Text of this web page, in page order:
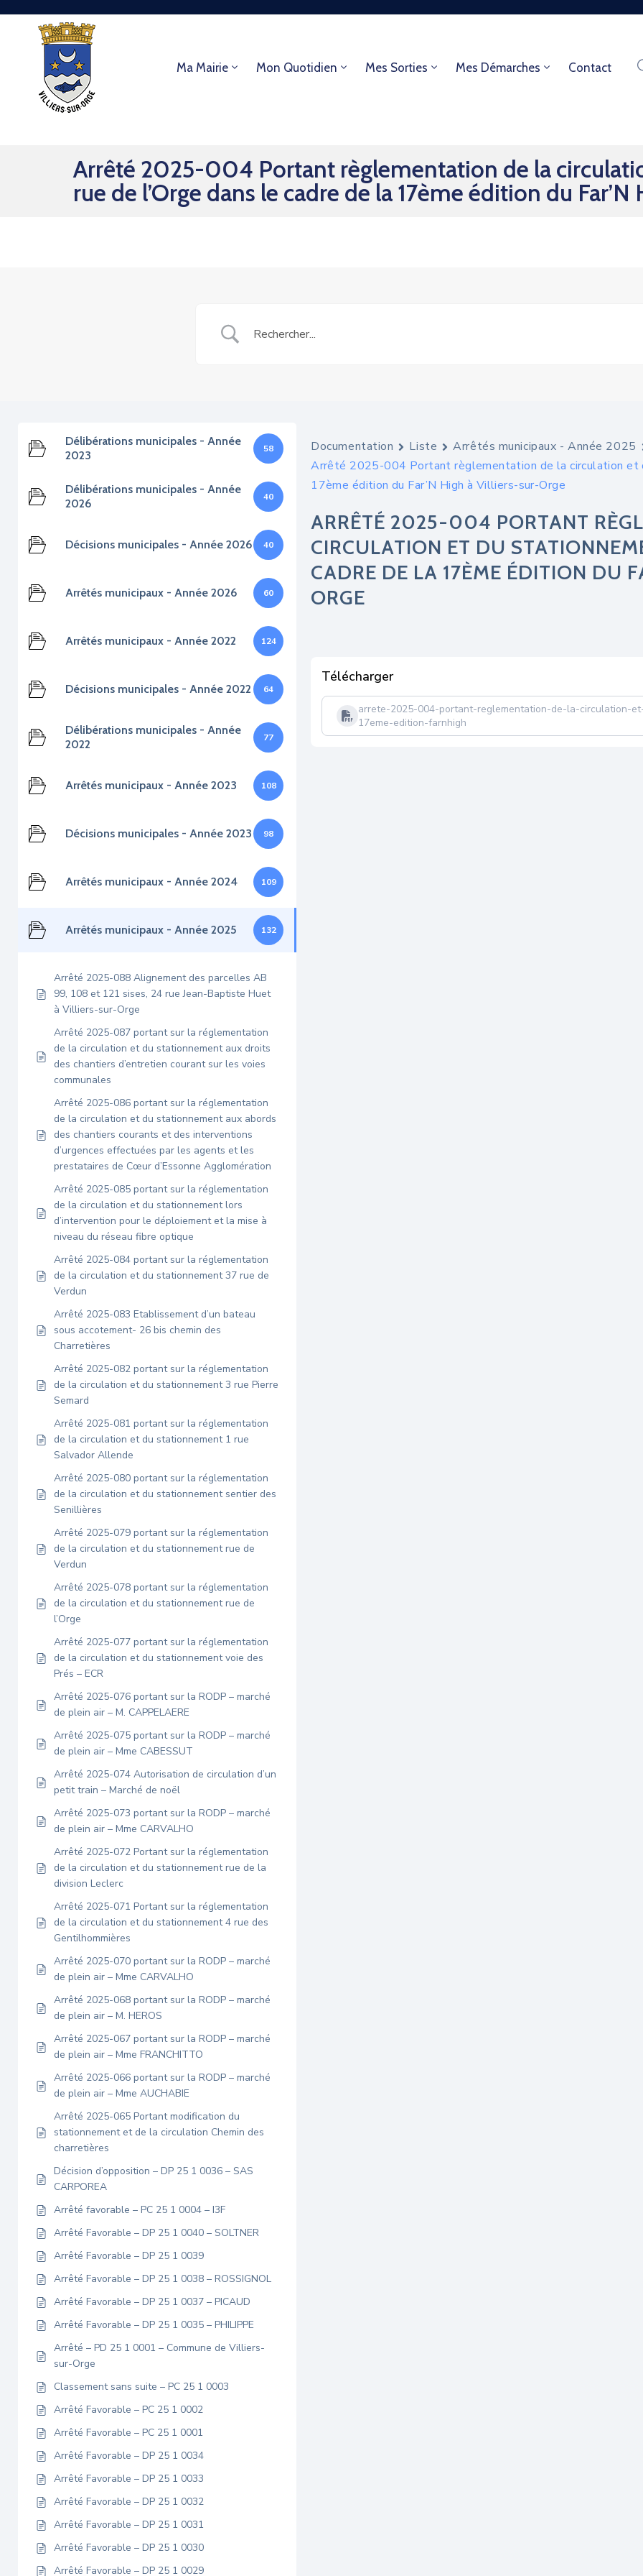
Ma Mairie Mon Quotidien Mes Sorties Mes Démarches Contact
Arrêté 2025-004 Portant règlementation de la
rue de l’Orge dans le cadre de la 17ème édition du
Délibérations municipales - Année
2023
58
Délibérations municipales - Année
2026
40
Décisions municipales - Année 2026 40
Arrêtés municipaux - Année 2026 60
Arrêtés municipaux - Année 2022 124
Décisions municipales - Année 2022 64
Délibérations municipales - Année
2022
77
Arrêtés municipaux - Année 2023 108
Décisions municipales - Année 2023 98
Arrêtés municipaux - Année 2024 109
Arrêtés municipaux - Année 2025 132
Arrêté 2025-088 Alignement des parcelles AB
99, 108 et 121 sises, 24 rue Jean-Baptiste Huet
à Villiers-sur-Orge
Arrêté 2025-087 portant sur la réglementation
de la circulation et du stationnement aux droits
des chantiers d’entretien courant sur les voies
communales
Arrêté 2025-086 portant sur la réglementation
de la circulation et du stationnement aux abords
des chantiers courants et des interventions
d’urgences effectuées par les agents et les
prestataires de Cœur d’Essonne Agglomération
Arrêté 2025-085 portant sur la réglementation
de la circulation et du stationnement lors
d’intervention pour le déploiement et la mise à
niveau du réseau fibre optique
Arrêté 2025-084 portant sur la réglementation
de la circulation et du stationnement 37 rue de
Verdun
Arrêté 2025-083 Etablissement d’un bateau
sous accotement- 26 bis chemin des
Charretières
Arrêté 2025-082 portant sur la réglementation
de la circulation et du stationnement 3 rue Pierre
Semard
Arrêté 2025-081 portant sur la réglementation
de la circulation et du stationnement 1 rue
Salvador Allende
Arrêté 2025-080 portant sur la réglementation
de la circulation et du stationnement sentier des
Senillières
Arrêté 2025-079 portant sur la réglementation
de la circulation et du stationnement rue de
Verdun
Arrêté 2025-078 portant sur la réglementation
de la circulation et du stationnement rue de
l’Orge
Arrêté 2025-077 portant sur la réglementation
de la circulation et du stationnement voie des
Prés – ECR
Arrêté 2025-076 portant sur la RODP – marché
de plein air – M. CAPPELAERE
Arrêté 2025-075 portant sur la RODP – marché
de plein air – Mme CABESSUT
Arrêté 2025-074 Autorisation de circulation d’un
petit train – Marché de noël
Arrêté 2025-073 portant sur la RODP – marché
de plein air – Mme CARVALHO
Arrêté 2025-072 Portant sur la réglementation
de la circulation et du stationnement rue de la
division Leclerc
Arrêté 2025-071 Portant sur la réglementation
de la circulation et du stationnement 4 rue des
Gentilhommières
Arrêté 2025-070 portant sur la RODP – marché
de plein air – Mme CARVALHO
Arrêté 2025-068 portant sur la RODP – marché
de plein air – M. HEROS
Arrêté 2025-067 portant sur la RODP – marché
de plein air – Mme FRANCHITTO
Arrêté 2025-066 portant sur la RODP – marché
de plein air – Mme AUCHABIE
Arrêté 2025-065 Portant modification du
stationnement et de la circulation Chemin des
charretières
Décision d’opposition – DP 25 1 0036 – SAS
CARPOREA
Arrêté favorable – PC 25 1 0004 – I3F
Arrêté Favorable – DP 25 1 0040 – SOLTNER
Arrêté Favorable – DP 25 1 0039
Arrêté Favorable – DP 25 1 0038 – ROSSIGNOL
Arrêté Favorable – DP 25 1 0037 – PICAUD
Arrêté Favorable – DP 25 1 0035 – PHILIPPE
Arrêté – PD 25 1 0001 – Commune de Villiers-
sur-Orge
Classement sans suite – PC 25 1 0003
Arrêté Favorable – PC 25 1 0002
Arrêté Favorable – PC 25 1 0001
Arrêté Favorable – DP 25 1 0034
Arrêté Favorable – DP 25 1 0033
Arrêté Favorable – DP 25 1 0032
Arrêté Favorable – DP 25 1 0031
Arrêté Favorable – DP 25 1 0030
Arrêté Favorable – DP 25 1 0029
Documentation Liste
Arrêtés municipaux - Année 2025
Arrêté 2025-004 Portant règlementation de la circulation et
17ème édition du Far’N High à Villiers-sur-Orge
ARRÊTÉ 2025-004 PORTANT
CIRCULATION ET DU
CADRE DE LA 17ÈME ÉDITION DU
ORGE
Télécharger
arrete-2025-004-portant-reglementation-de-la-circulation-
17eme-edition-farnhigh